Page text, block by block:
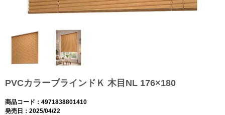
PVCカラーブラインドＫ 木目NL 176×180
商品コード：4971838801410
発売日：2025/04/22